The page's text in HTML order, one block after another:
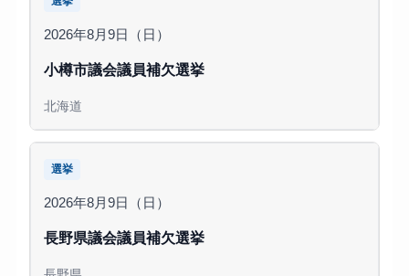
2026年8月9日（日）
小樽市議会議員補欠選挙
北海道
選挙
2026年8月9日（日）
長野県議会議員補欠選挙